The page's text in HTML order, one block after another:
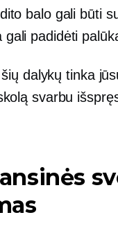
balo gali būti
gali padidėti
dalykų tinka
svarbu